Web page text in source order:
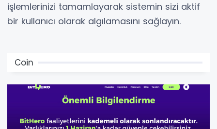
işlemlerinizi tamamlayarak sistemin sizi aktif
bir kullanıcı olarak algılamasını sağlayın.
Coin